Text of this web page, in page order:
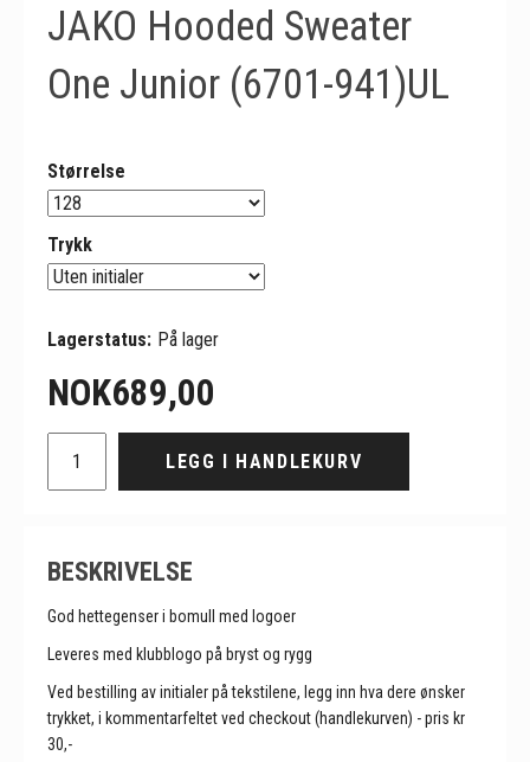
JAKO Hooded Sweater
One Junior (6701-941)UL
Størrelse
Trykk
Lagerstatus: På lager
NOK689,00
LEGG I HANDLEKURV
BESKRIVELSE
God hettegenser i bomull med logoer
Leveres med klubblogo på bryst og rygg
Ved bestilling av initialer på tekstilene, legg inn hva dere ønsker
trykket, i kommentarfeltet ved checkout (handlekurven) - pris kr
30,-